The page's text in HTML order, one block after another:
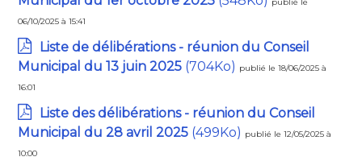
publié le
06/10/2025 à 15:41
Liste de délibérations - réunion du Conseil
Municipal du 13 juin 2025 (704Ko) publié le 18/06/2025 à
16:01
Liste des délibérations - réunion du Conseil
Municipal du 28 avril 2025 (499Ko) publié le 12/05/2025 à
10:00